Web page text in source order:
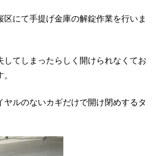
区にて手提げ金庫の解錠作業を行いま
してしまったらしく開けられなくてお
ヤルのないカギだけで開け閉めするタ